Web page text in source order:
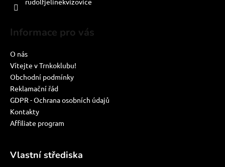
Informace pro vás
O nás
Vítejte v Trnkoklubu!
Obchodní podmínky
Reklamační řád
GDPR - Ochrana osobních údajů
Kontakty
Affiliate program
Vlastní střediska